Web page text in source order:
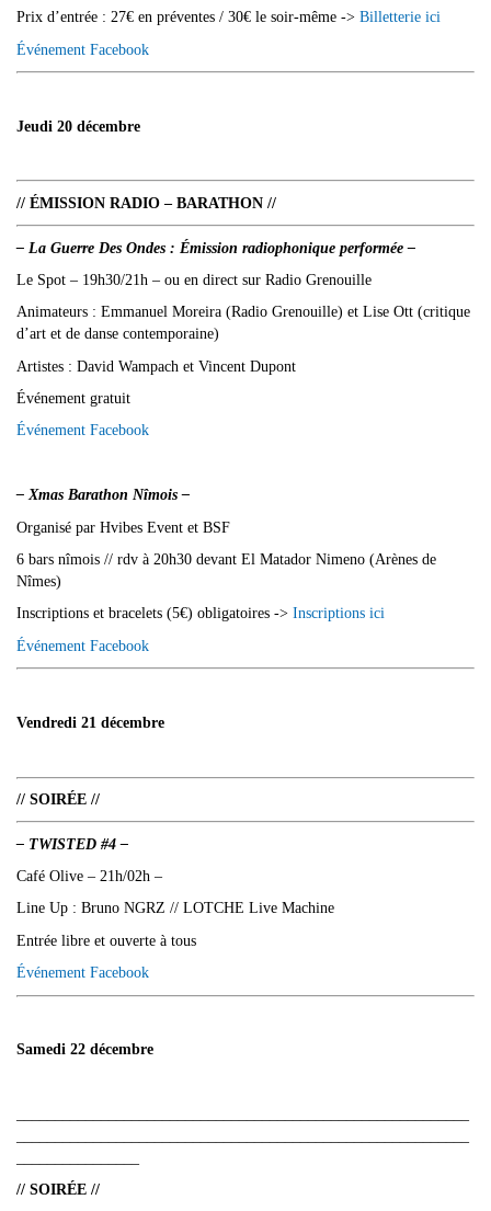
Prix d’entrée : 27€ en préventes / 30€ le soir-même -> Billetterie ici
Événement Facebook
Jeudi 20 décembre
// ÉMISSION RADIO – BARATHON //
– La Guerre Des Ondes : Émission radiophonique performée –
Le Spot – 19h30/21h – ou en direct sur Radio Grenouille
Animateurs : Emmanuel Moreira (Radio Grenouille) et Lise Ott (critique
d’art et de danse contemporaine)
Artistes : David Wampach et Vincent Dupont
Événement gratuit
Événement Facebook
– Xmas Barathon Nîmois –
Organisé par Hvibes Event et BSF
6 bars nîmois // rdv à 20h30 devant El Matador Nimeno (Arènes de
Nîmes)
Inscriptions et bracelets (5€) obligatoires -> Inscriptions ici
Événement Facebook
Vendredi 21 décembre
// SOIRÉE //
– TWISTED #4 –
Café Olive – 21h/02h –
Line Up : Bruno NGRZ // LOTCHE Live Machine
Entrée libre et ouverte à tous
Événement Facebook
Samedi 22 décembre
// SOIRÉE //